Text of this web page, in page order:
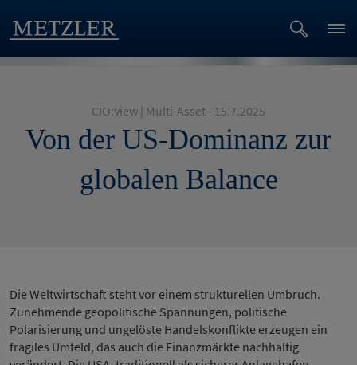
CIO:view | Multi-Asset - 15.7.2025
Von der US-Dominanz zur
globalen Balance
Die Weltwirtschaft steht vor einem strukturellen Umbruch.
Zunehmende geopolitische Spannungen, politische
Polarisierung und ungelöste Handelskonflikte erzeugen ein
fragiles Umfeld, das auch die Finanzmärkte nachhaltig